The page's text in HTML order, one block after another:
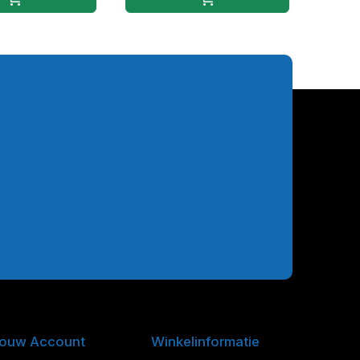
Account Winkelinformatie